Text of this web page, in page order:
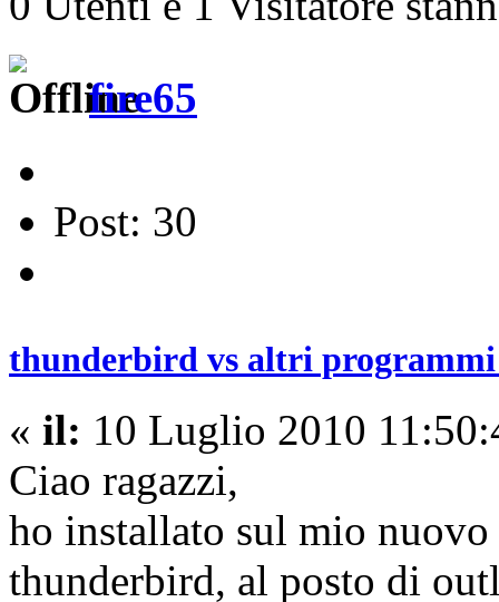
fire65
Post: 30
thunderbird vs altri programmi
« il: 10 Luglio 2010
Ciao ragazzi,
ho installato sul mio
thunderbird, al posto di